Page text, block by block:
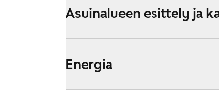
Asuinalueen esittely ja
Energia